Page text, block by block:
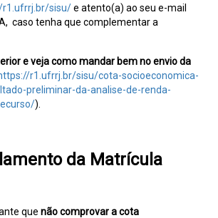
r1.ufrrj.br/sisu/e atento(a) ao seu e-mail
caso tenha que complementar a
e veja como mandar bem no envio da
r1.ufrrj.br/sisu/cota-socioeconomica-
preliminar-da-analise-de-renda-
).
da Matrícula
que não comprovar a cota